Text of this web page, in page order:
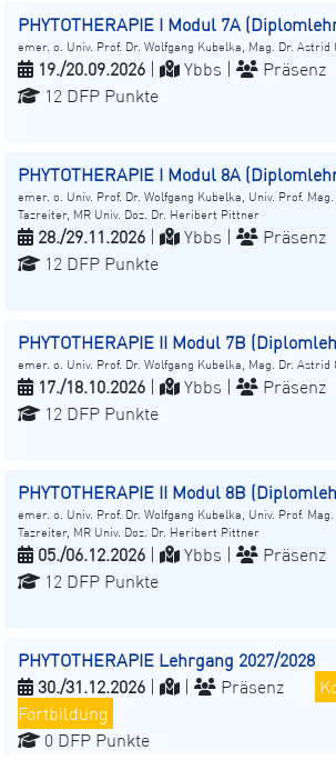
PHYTOTHERAPIE I Modul 7A
emer. o. Univ. Prof. Dr. Wolfgang Kubelka, Mag. Dr. Astrid
19./20.09.2026 Ybbs |
Präsenz
12 DFP Punkte
PHYTOTHERAPIE I Modul 8A
emer. o. Univ. Prof. Dr. Wolfgang Kubelka, Univ. Prof.
Tazreiter, MR Univ. Doz. Dr. Heribert Pittner
28./29.11.2026 Ybbs |
Präsenz
12 DFP Punkte
PHYTOTHERAPIE II Modul 7B
emer. o. Univ. Prof. Dr. Wolfgang Kubelka, Mag. Dr. Astrid
17./18.10.2026 Ybbs |
Präsenz
12 DFP Punkte
PHYTOTHERAPIE II Modul 8B
emer. o. Univ. Prof. Dr. Wolfgang Kubelka, Univ. Prof.
Tazreiter, MR Univ. Doz. Dr. Heribert Pittner
05./06.12.2026 Ybbs |
Präsenz
12 DFP Punkte
PHYTOTHERAPIE Lehrgang 2027/2028
30./31.12.2026
Präsenz
Fortbildung
0 DFP Punkte